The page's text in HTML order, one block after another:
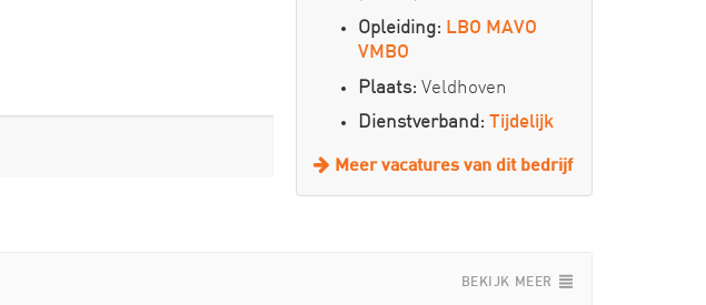
Opleiding: LBO MAVO
VMBO
Plaats: Veldhoven
Dienstverband:
Tijdelijk
Meer vacatures van dit bedrijf
BEKIJK MEER